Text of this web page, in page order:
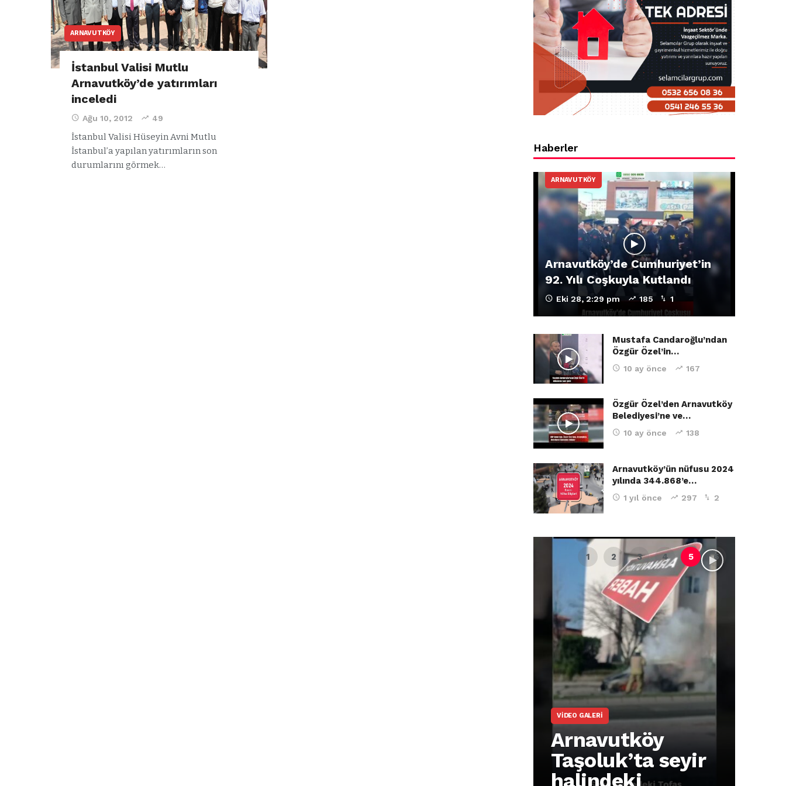
ARNAVUTKÖY
İstanbul Valisi Mutlu
Arnavutköy’de yatırımları
inceledi
Ağu 10, 2012 49
İstanbul Valisi Hüseyin Avni Mutlu
İstanbul’a yapılan yatırımların son
durumlarını görmek…
Haberler
ARNAVUTKÖY
Arnavutköy’de Cumhuriyet’in
92. Yılı Coşkuyla Kutlandı
Eki 28, 2:29 pm 185 1
Mustafa Candaroğlu’ndan
Özgür Özel’in…
10 ay önce 167
Özgür Özel’den Arnavutköy
Belediyesi’ne ve…
10 ay önce 138
Arnavutköy’ün nüfusu 2024
yılında 344.868’e…
1 yıl önce 297 2
VIDEO GALERI
Arnavutköy
Taşoluk’ta seyir
halindeki